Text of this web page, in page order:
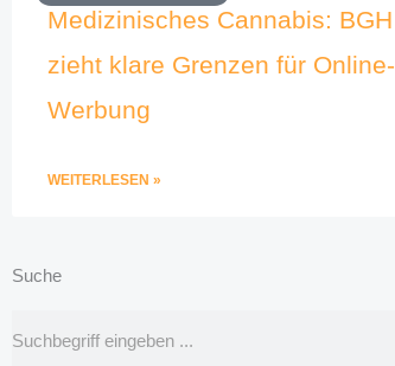
Medizinisches Cannabis: BGH
zieht klare Grenzen für Online-
Werbung
WEITERLESEN »
Suche